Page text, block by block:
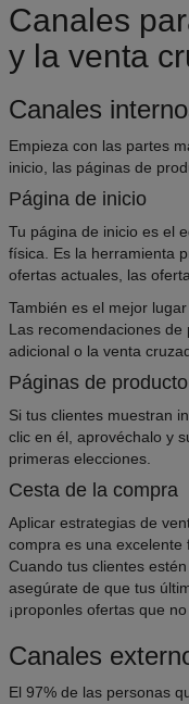
Canales
y la venta
Canales
Empieza con las partes
inicio, las páginas de
Página de inicio
Tu página de inicio es el
física. Es la herramienta
ofertas actuales, las
También es el mejor
Las recomendaciones
adicional o la venta
Páginas de producto
Si tus clientes muestran
clic en él, aprovéchalo y
primeras elecciones.
Cesta de la compra
Aplicar estrategias de
compra es una excelente
Cuando tus clientes
asegúrate de que tus
¡proponles ofertas que
Canales
El 97% de las personas